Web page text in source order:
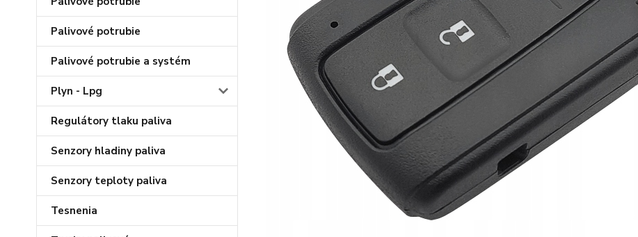
Palivové potrubie
Palivové potrubie a systém
Plyn - Lpg
Regulátory tlaku paliva
Senzory hladiny paliva
Senzory teploty paliva
Tesnenia